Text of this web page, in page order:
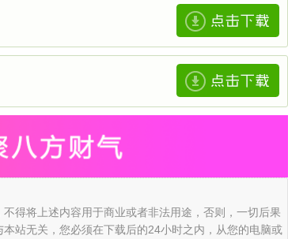
得将上述内容用于商业或者非法用途，否则，一切后果
站无关，您必须在下载后的24小时之内，从您的电脑或